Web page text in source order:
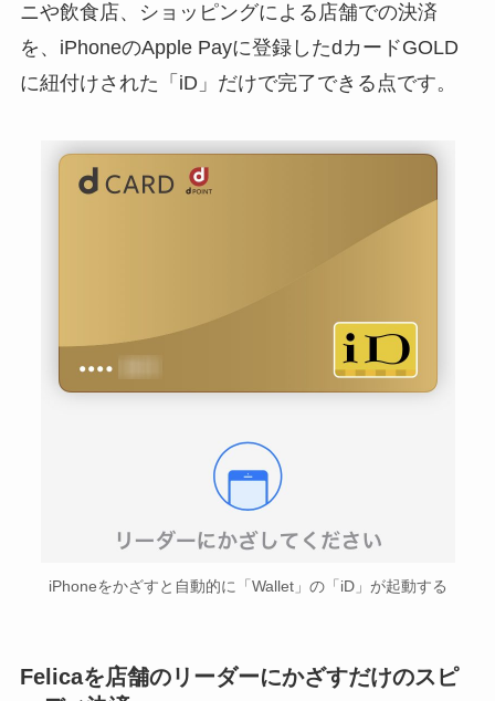
ニや飲食店、ショッピングによる店舗での決済
を、iPhoneのApple Payに登録したdカードGOLD
に紐付けされた「iD」だけで完了できる点です。
iPhoneをかざすと自動的に「Wallet」の「iD」が起動する
Felicaを店舗のリーダーにかざすだけのスピ